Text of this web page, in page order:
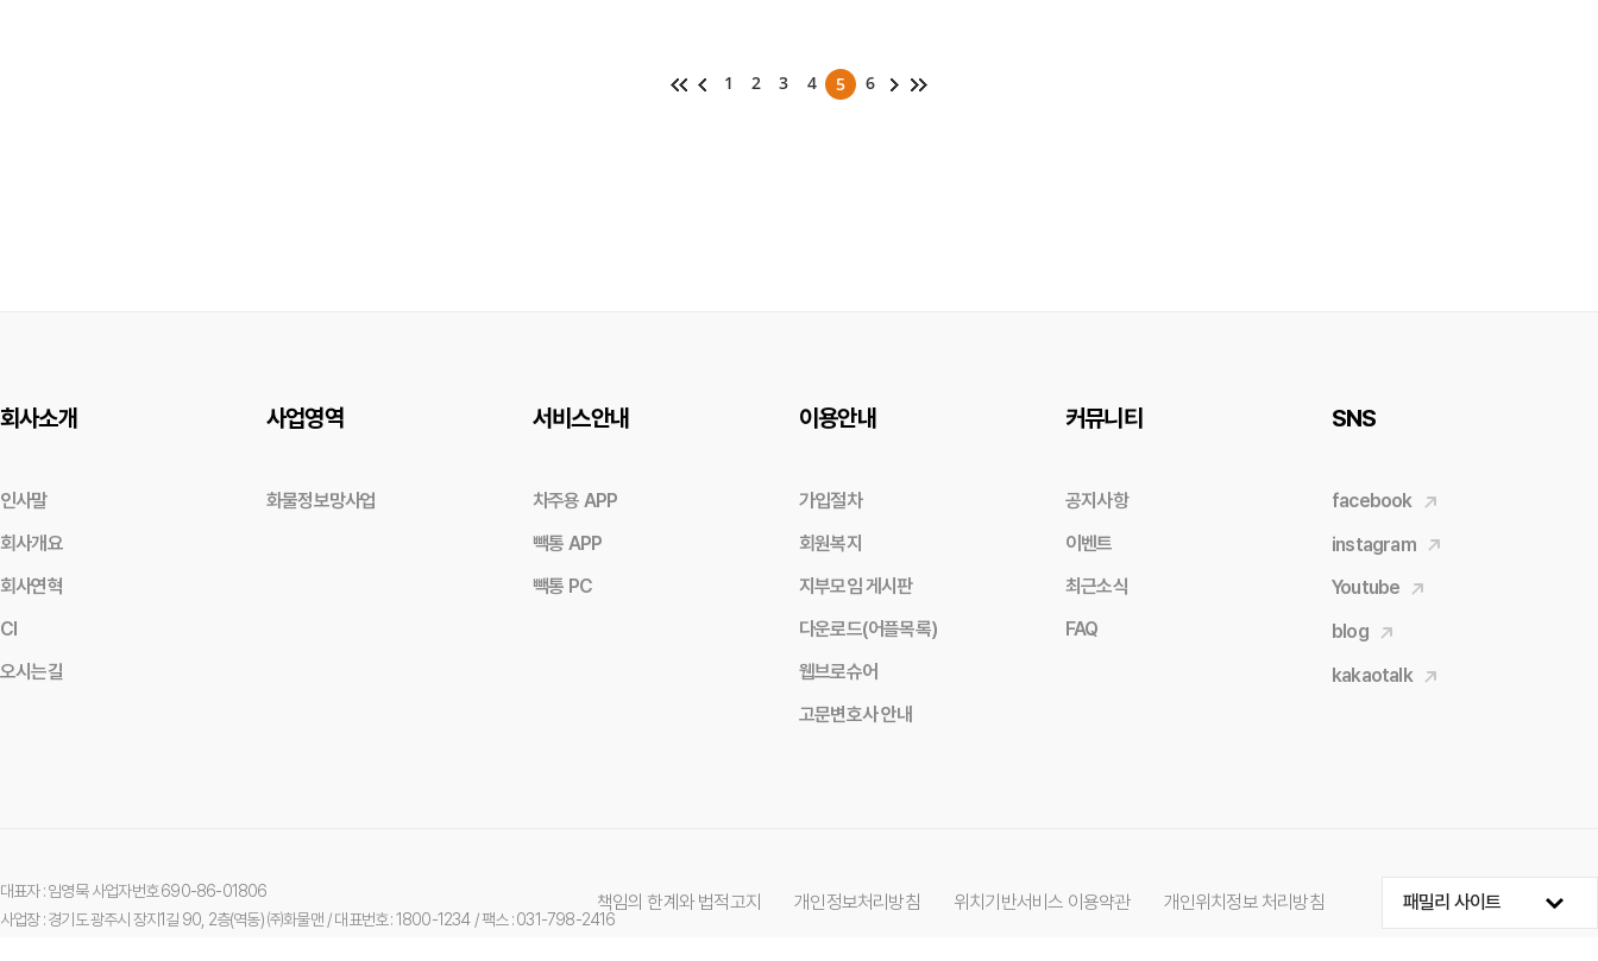
1 2 3 4 5 6
회사소개
인사말
회사개요
회사연혁
CI
오시는길
사업영역
화물정보망사업
서비스안내
차주용 APP
빽통 APP
빽통 PC
이용안내
가입절차
회원복지
지부모임 게시판
다운로드(어플목록)
웹브로슈어
고문변호사 안내
커뮤니티
공지사항
이벤트
최근소식
FAQ
SNS
facebook
instagram
Youtube
blog
kakaotalk
대표자 : 임영묵 사업자번호 690-86-01806
사업장 : 경기도 광주시 장지1길 90, 2층(역동) ㈜화물맨 / 대표번호 : 1800-1234 / 팩스 : 031-798-2416
책임의 한계와 법적고지 개인정보처리방침 위치기반서비스 이용약관 개인위치정보 처리방침